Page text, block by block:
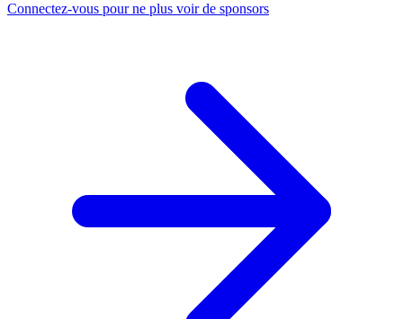
Connectez-vous pour ne plus voir de sponsors